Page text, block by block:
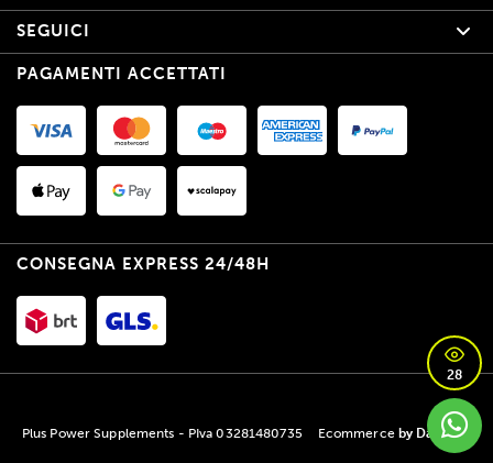
SEGUICI
PAGAMENTI ACCETTATI
CONSEGNA EXPRESS 24/48H
Plus Power Supplements - PIva 03281480735 Ecommerce by Daisuke
28